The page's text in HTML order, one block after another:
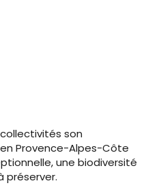
son
Provence-Alpes-Côte
une biodiversité
préserver.